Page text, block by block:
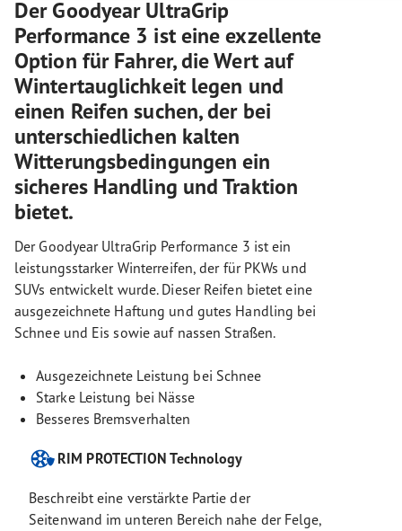
Der Goodyear UltraGrip
Performance 3 ist eine exzellente
Option für Fahrer, die Wert auf
Wintertauglichkeit legen und
einen Reifen suchen, der bei
unterschiedlichen kalten
Witterungsbedingungen ein
sicheres Handling und Traktion
bietet.
Der Goodyear UltraGrip Performance 3 ist ein
leistungsstarker Winterreifen, der für PKWs und
SUVs entwickelt wurde. Dieser Reifen bietet eine
ausgezeichnete Haftung und gutes Handling bei
Schnee und Eis sowie auf nassen Straßen.
Ausgezeichnete Leistung bei Schnee
Starke Leistung bei Nässe
Besseres Bremsverhalten
RIM PROTECTION Technology
Beschreibt eine verstärkte Partie der
Seitenwand im unteren Bereich nahe der Felge,